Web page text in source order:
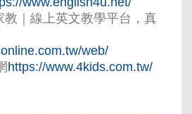
教｜線上英文教學平台，真
web/
https://www.4kids.com.tw/